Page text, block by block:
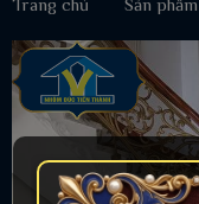
Trang chủ Sản phẩm